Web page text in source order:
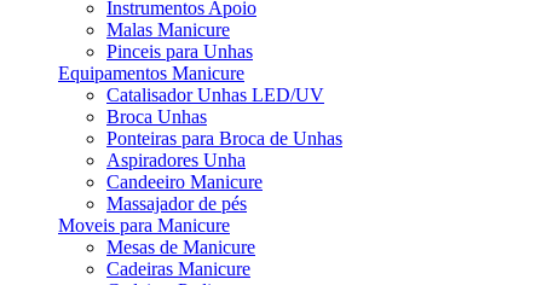
Instrumentos Apoio
Malas Manicure
Pinceis para Unhas
Equipamentos Manicure
Catalisador Unhas LED/UV
Broca Unhas
Ponteiras para Broca de Unhas
Aspiradores Unha
Candeeiro Manicure
Massajador de pés
Moveis para Manicure
Mesas de Manicure
Cadeiras Manicure